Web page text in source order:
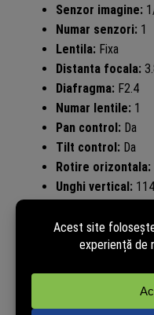
Senzor imagine:
Numar senzori:1
Lentila:Fixa
Distanta focala:
Diafragma:F2.4
Numar lentile:1
Pan control:Da
Tilt control:Da
Rotire orizontala:
Unghi vertical:114
Vedere nocturna:
Tip LED:IR
Distanta vedere